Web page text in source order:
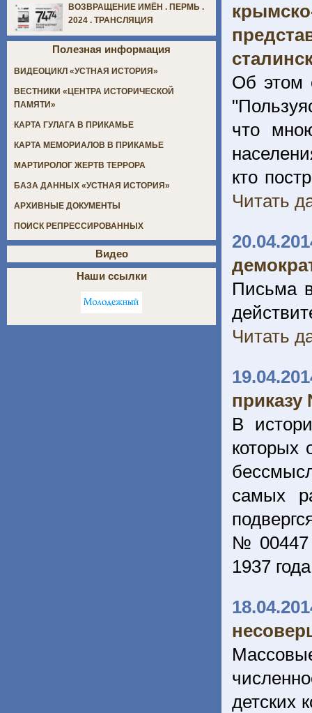
Об этом
что
кто
Читать
Письма
Читать
приказу
В
которых
самых
№ 00447
1937
детских
ВОЗВРАЩЕНИЕ ИМЁН . ПЕРМЬ .
2024 . ТРАНСЛЯЦИЯ
Полезная информация
ВИДЕОЦИКЛ «УСТНАЯ ИСТОРИЯ»
ВЕСТНИКИ «ЦЕНТРА ИСТОРИЧЕСКОЙ
ПАМЯТИ»
КАРТА ГУЛАГА В ПРИКАМЬЕ
КАРТА МЕМОРИАЛОВ В ПРИКАМЬЕ
МАРТИРОЛОГ ЖЕРТВ ТЕРРОРА
БАЗА ДАННЫХ «УСТНАЯ ИСТОРИЯ»
АРХИВНЫЕ ДОКУМЕНТЫ
ПОИСК РЕПРЕССИРОВАННЫХ
Видео
Наши ссылки